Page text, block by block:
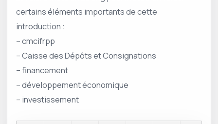
certains éléments importants de cette
introduction :
– cmcifrpp
– Caisse des Dépôts et Consignations
– financement
– développement économique
– investissement